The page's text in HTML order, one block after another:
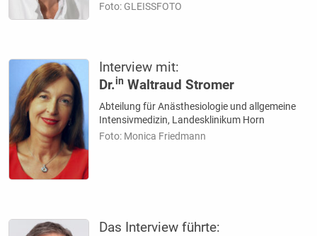
Foto: GLEISSFOTO
Interview mit:
Dr.in Waltraud Stromer
Abteilung für Anästhesiologie und allgemeine
Intensivmedizin, Landesklinikum Horn
Foto: Monica Friedmann
Das Interview führte: